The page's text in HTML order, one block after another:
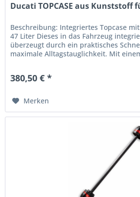
Ducati TOPCASE aus Kunststoff
Beschreibung: Integriertes Topcase
47 Liter Dieses in das Fahrzeug
überzeugt durch ein praktisches
maximale Alltagstauglichkeit. Mit
380,50 € *
Merken